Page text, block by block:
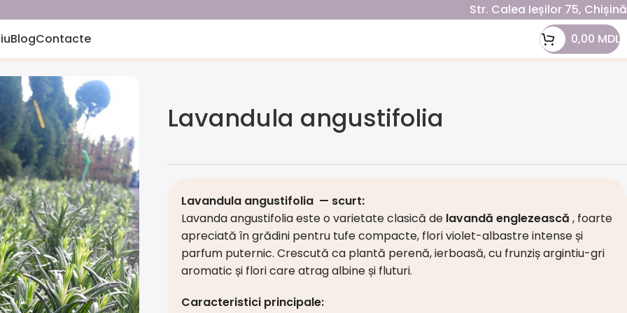
Str. Calea Ieșilor 75,
BlogContacte 0,00 MDL
Lavandula angustifolia
Lavandula angustifolia — scurt:
Lavanda angustifolia este o varietate clasică de lavandă englezească , foarte
apreciată în grădini pentru tufe compacte, flori violet-albastre intense și
parfum puternic. Crescută ca plantă perenă, ierboasă, cu frunziș argintiu-gri
aromatic și flori care atrag albine și fluturi.
Caracteristici principale: